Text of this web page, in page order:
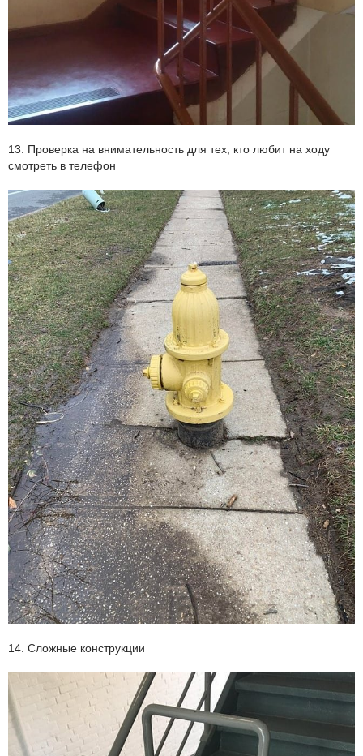
13. Проверка на внимательность для тех, кто любит на ходу
смотреть в телефон
14. Сложные конструкции